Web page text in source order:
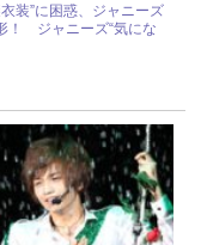
装”に困惑、ジャニーズ
！ ジャニーズ“気にな